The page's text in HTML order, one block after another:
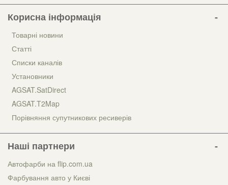
Корисна інформація
Товарні новини
Статті
Списки каналів
Установники
AGSAT.SatDirect
AGSAT.T2Map
Порівняння супутникових ресиверів
Наші партнери
Автофарби на flip.com.ua
Фарбування авто у Києві